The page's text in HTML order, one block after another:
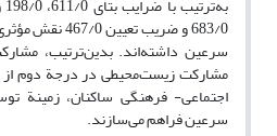
683/0 و ضریب
سرعین داشته‌اند. بدین‌ترتیب،
مشارکت زیست‌محیطی در درجة دوم از
اجتماعی- فرهنگی ساکنان، زمینة
سرعین فراهم می‌سازند.